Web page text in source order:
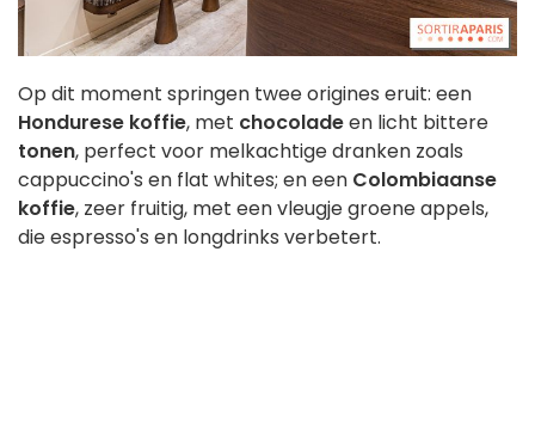
Op dit moment springen twee origines eruit: een
Hondurese koffie, met chocoladeen licht bittere
tonen, perfect voor melkachtige dranken zoals
cappuccino's en flat whites; en een Colombiaanse
koffie, zeer fruitig, met een vleugje groene appels,
die espresso's en longdrinks verbetert.